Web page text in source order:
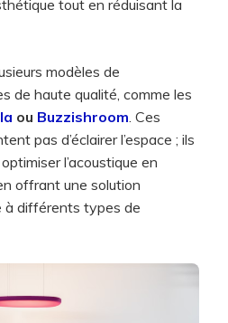
tout en réduisant la
modèles de
de haute qualité, comme les
ou Buzzishroom. Ces
pas d’éclairer l’espace ; ils
l’acoustique en
offrant une solution
à différents types de